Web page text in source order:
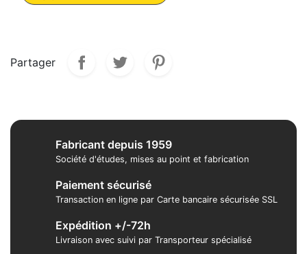
Partager
Fabricant depuis 1959
Société d'études, mises au point et fabrication
Paiement sécurisé
Transaction en ligne par Carte bancaire sécurisée SSL
Expédition +/-72h
Livraison avec suivi par Transporteur spécialisé